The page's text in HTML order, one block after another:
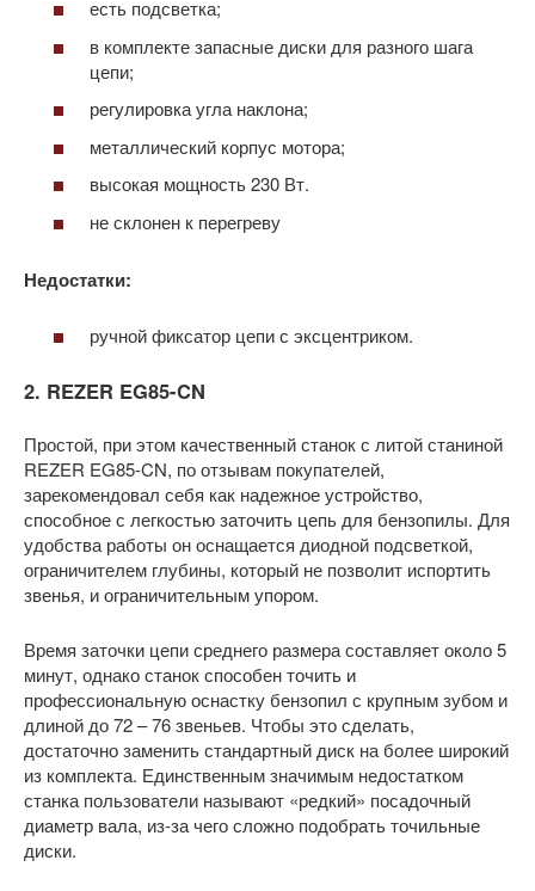
есть подсветка;
в комплекте запасные диски для разного шага
цепи;
регулировка угла наклона;
металлический корпус мотора;
высокая мощность 230 Вт.
не склонен к перегреву
Недостатки:
ручной фиксатор цепи с эксцентриком.
2. REZER EG85-CN
Простой, при этом качественный станок с литой станиной
REZER EG85-CN, по отзывам покупателей,
зарекомендовал себя как надежное устройство,
способное с легкостью заточить цепь для бензопилы. Для
удобства работы он оснащается диодной подсветкой,
ограничителем глубины, который не позволит испортить
звенья, и ограничительным упором.
Время заточки цепи среднего размера составляет около 5
минут, однако станок способен точить и
профессиональную оснастку бензопил с крупным зубом и
длиной до 72 – 76 звеньев. Чтобы это сделать,
достаточно заменить стандартный диск на более широкий
из комплекта. Единственным значимым недостатком
станка пользователи называют «редкий» посадочный
диаметр вала, из-за чего сложно подобрать точильные
диски.